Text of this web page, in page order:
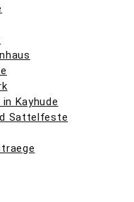
Kayhude
Sattelfeste